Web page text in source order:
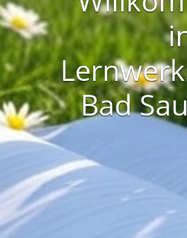
Bad